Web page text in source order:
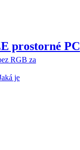
prostorné PC
RGB za
je